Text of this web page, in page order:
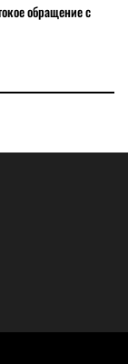
обращение с